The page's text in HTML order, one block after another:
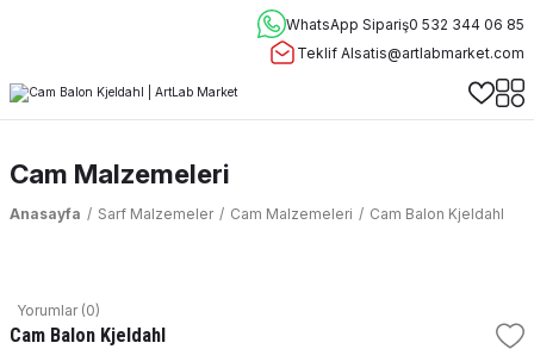
WhatsApp Sipariş0 532 344 06 85
Teklif Alsatis@artlabmarket.com
Cam Malzemeleri
Anasayfa Sarf Malzemeler Cam Malzemeleri Cam Balon Kjeldahl
Yorumlar (0)
Cam Balon Kjeldahl